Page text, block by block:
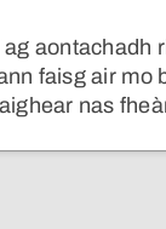
aontachadh
faisg air mo
nas